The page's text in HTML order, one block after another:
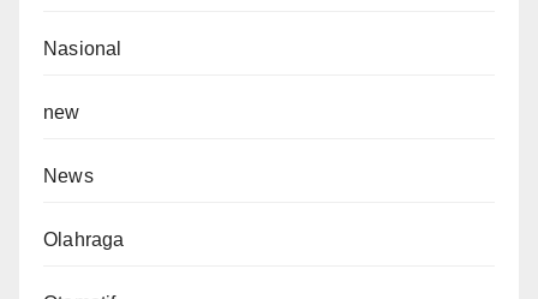
Nasional
new
News
Olahraga